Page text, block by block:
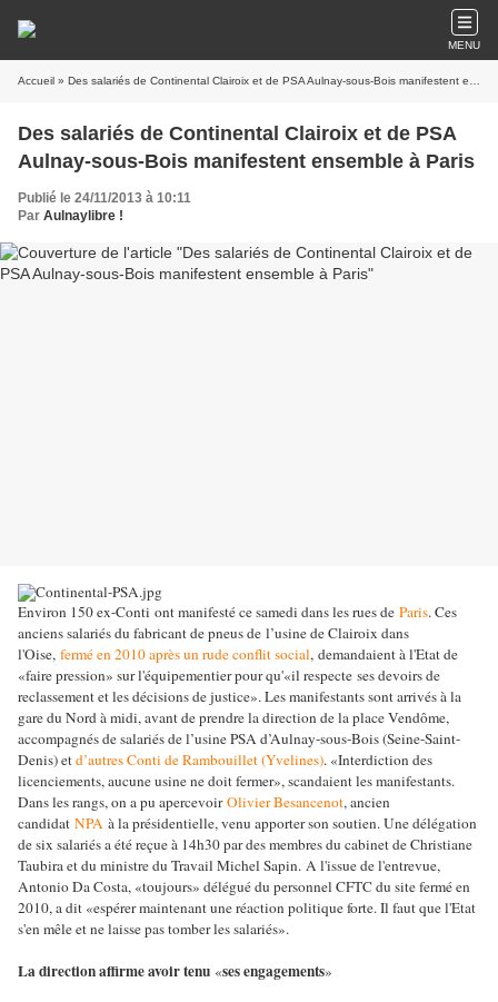
MENU
Accueil » Des salariés de Continental Clairoix et de PSA Aulnay-sous-Bois manifestent ensemble à Paris
Des salariés de Continental Clairoix et de PSA
Aulnay-sous-Bois manifestent ensemble à Paris
Publié le 24/11/2013 à 10:11
Par Aulnaylibre !
Environ 150 ex-Conti ont manifesté ce samedi dans les rues de Paris. Ces
anciens salariés du fabricant de pneus de l’usine de Clairoix dans
l'Oise, fermé en 2010 après un rude conflit social, demandaient à l'Etat de
«faire pression» sur l'équipementier pour qu'«il respecte ses devoirs de
reclassement et les décisions de justice». Les manifestants sont arrivés à la
gare du Nord à midi, avant de prendre la direction de la place Vendôme,
accompagnés de salariés de l’usine PSA d’Aulnay-sous-Bois (Seine-Saint-
Denis) etd’autres Conti de Rambouillet (Yvelines). «Interdiction des
licenciements, aucune usine ne doit fermer», scandaient les manifestants.
Dans les rangs, on a pu apercevoir Olivier Besancenot, ancien
candidat NPA à la présidentielle, venu apporter son soutien.Une délégation
de six salariés a été reçue à 14h30 par des membres du cabinet de Christiane
Taubira et du ministre du Travail Michel Sapin. A l'issue de l'entrevue,
Antonio Da Costa, «toujours» délégué du personnel CFTC du site fermé en
2010, a dit «espérer maintenant une réaction politique forte. Il faut que l'Etat
s'en mêle et ne laisse pas tomber les salariés».
La direction affirme avoir tenu «ses engagements»